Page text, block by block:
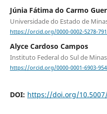
Júnia Fátima do Carmo
Universidade do Estado de
https://orcid.org/0000-0002-5278-
Alyce Cardoso Campos
Instituto Federal do Sul de Minas
https://orcid.org/0000-0001-6903-
DOI: https://doi.org/